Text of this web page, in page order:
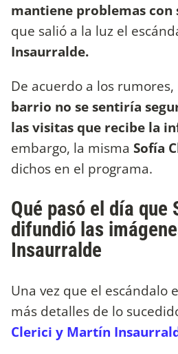
mantiene problemas con
que salió a la luz el
Insaurralde.
De acuerdo a los rumores,
barrio no se sentiría
las visitas que recibe la
embargo, la misma Sofía
dichos en el programa.
Qué pasó el día que
difundió las
Insaurralde
Una vez que el escándalo
más detalles de lo
Clerici y Martín